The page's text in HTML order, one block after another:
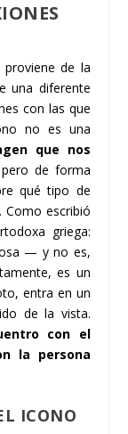
proviene de la
una diferente
con las que
no es una
que nos
de forma
qué tipo de
Como escribió
griega:
— y no es,
es un
entra en un
de la vista.
con el
la persona
ICONO